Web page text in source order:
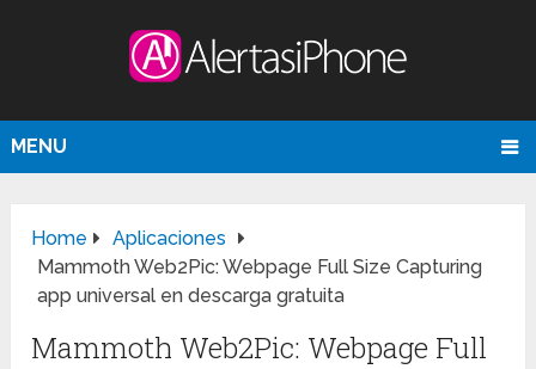
MENU
Home
Aplicaciones
Mammoth Web2Pic: Webpage Full Size Capturing
app universal en descarga gratuita
Mammoth Web2Pic: Webpage Full